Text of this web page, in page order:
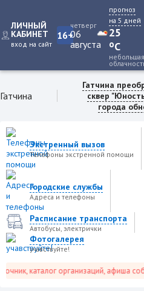
ЛИЧНЫЙ
КАБИНЕТ
вход на сайт
16+
четверг
06
августа
прогноз
на 5 дней
25
oC
небольшая
Гатчина
Гатчина
сквер
города
Экстренный вызов
Телефоны экстренной помощи
Городские службы
Адреса и телефоны
Расписание транспорта
Автобусы, электрички
Фотогалерея
учавствуйте!
каталог организаций, афиша